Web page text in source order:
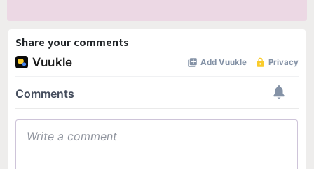
Share your comments